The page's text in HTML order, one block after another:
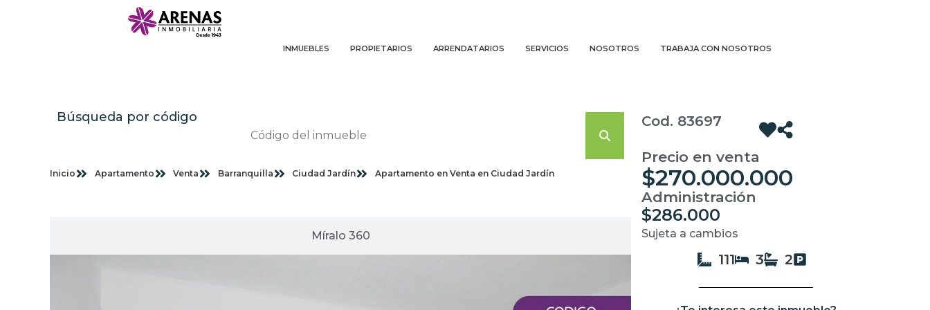
INMUEBLES PROPIETARIOS ARRENDATARIOS SERVICIOS NOSOTROS TRABAJA CON NOSOTROS
Búsqueda por código
Inicio Apartamento Venta Barranquilla Ciudad Jardín Apartamento en Venta en Ciudad Jardín
Míralo 360
Cod. 83697
Precio en venta
$270.000.000
Administración
$286.000
Sujeta a cambios
111 3 2